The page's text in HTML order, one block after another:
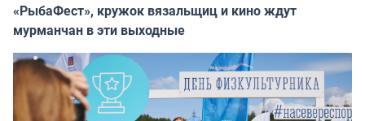
«РыбаФест», кружок вязальщиц и кино ждут
мурманчан в эти выходные